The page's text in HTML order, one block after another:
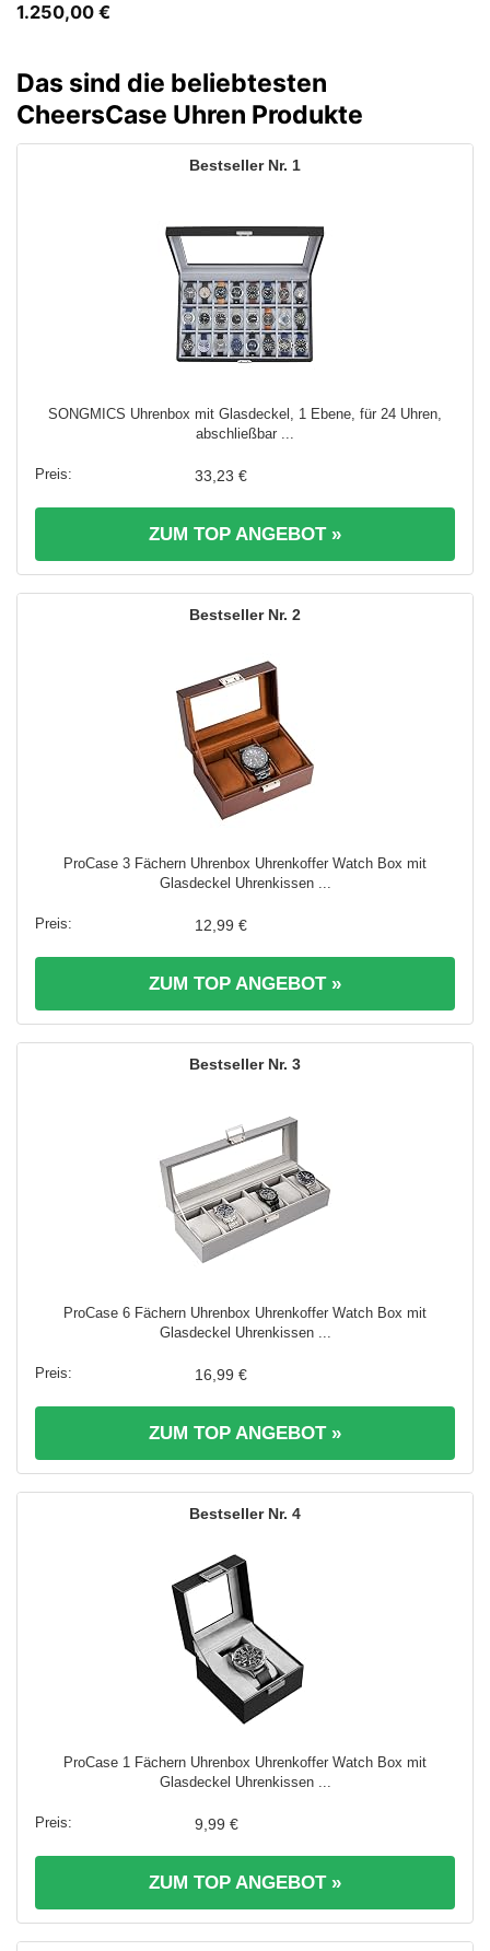
1.250,00 €
Das sind die beliebtesten
CheersCase Uhren Produkte
1
SONGMICS Uhrenbox mit Glasdeckel, 1 Ebene, für 24 Uhren,
abschließbar ...
33,23 €
ZUM TOP ANGEBOT »
2
ProCase 3 Fächern Uhrenbox Uhrenkoffer Watch Box mit
Glasdeckel Uhrenkissen ...
12,99 €
ZUM TOP ANGEBOT »
3
ProCase 6 Fächern Uhrenbox Uhrenkoffer Watch Box mit
Glasdeckel Uhrenkissen ...
16,99 €
ZUM TOP ANGEBOT »
4
ProCase 1 Fächern Uhrenbox Uhrenkoffer Watch Box mit
Glasdeckel Uhrenkissen ...
9,99 €
ZUM TOP ANGEBOT »